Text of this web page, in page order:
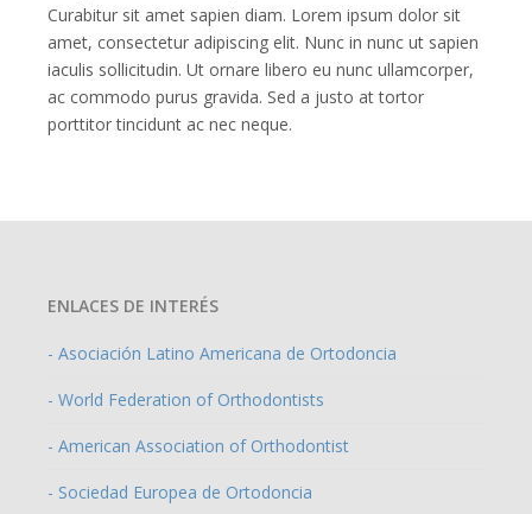
Curabitur sit amet sapien diam. Lorem ipsum dolor sit
amet, consectetur adipiscing elit. Nunc in nunc ut sapien
iaculis sollicitudin. Ut ornare libero eu nunc ullamcorper,
ac commodo purus gravida. Sed a justo at tortor
porttitor tincidunt ac nec neque.
ENLACES DE INTERÉS
- Asociación Latino Americana de Ortodoncia
- World Federation of Orthodontists
- American Association of Orthodontist
- Sociedad Europea de Ortodoncia